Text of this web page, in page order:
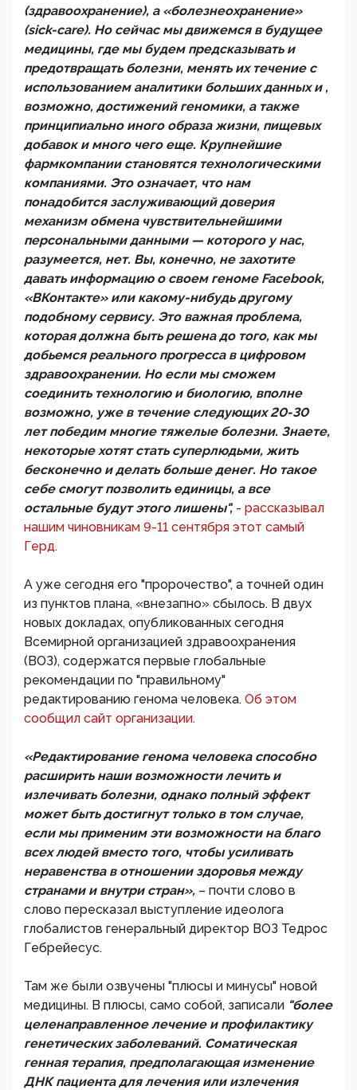
(здравоохранение), а «болезнеохранение»
(sick-care). Но сейчас мы движемся в будущее
медицины, где мы будем предсказывать и
предотвращать болезни, менять их течение с
использованием аналитики больших данных и ,
возможно, достижений геномики, а также
принципиально иного образа жизни, пищевых
добавок и много чего еще. Крупнейшие
фармкомпании становятся технологическими
компаниями. Это означает, что нам
понадобится заслуживающий доверия
механизм обмена чувствительнейшими
персональными данными — которого у нас,
разумеется, нет. Вы, конечно, не захотите
давать информацию о своем геноме Facebook,
«ВКонтакте» или какому-нибудь другому
подобному сервису. Это важная проблема,
которая должна быть решена до того, как мы
добьемся реального прогресса в цифровом
здравоохранении. Но если мы сможем
соединить технологию и биологию, вполне
возможно, уже в течение следующих 20-30
лет победим многие тяжелые болезни. Знаете,
некоторые хотят стать суперлюдьми, жить
бесконечно и делать больше денег. Но такое
себе смогут позволить единицы, а все
остальные будут этого лишены", - рассказывал
нашим чиновникам 9-11 сентября этот самый
Герд.
А уже сегодня его "пророчество", а точней один
из пунктов плана, «внезапно» сбылось. В двух
новых докладах, опубликованных сегодня
Всемирной организацией здравоохранения
(ВОЗ), содержатся первые глобальные
рекомендации по "правильному"
редактированию генома человека. Об этом
сообщил сайт организации.
«Редактирование генома человека способно
расширить наши возможности лечить и
излечивать болезни, однако полный эффект
может быть достигнут только в том случае,
если мы применим эти возможности на благо
всех людей вместо того, чтобы усиливать
неравенства в отношении здоровья между
странами и внутри стран», – почти слово в
слово пересказал выступление идеолога
глобалистов генеральный директор ВОЗ Тедрос
Гебрейесус.
Там же были озвучены "плюсы и минусы" новой
медицины. В плюсы, само собой, записали "более
целенаправленное лечение и профилактику
генетических заболеваний. Соматическая
генная терапия, предполагающая изменение
ДНК пациента для лечения или излечения